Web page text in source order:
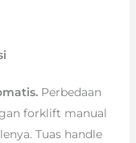
Perbedaan
forklift manual
Tuas handle